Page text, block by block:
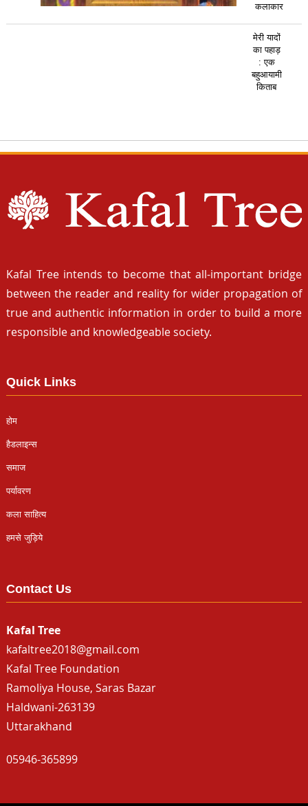
कलाकार
मेरी यादों
का पहाड़
: एक
बहुआयामी
किताब
Kafal Tree intends to become that all-important bridge
between the reader and reality for wider propagation of
true and authentic information in order to build a more
responsible and knowledgeable society.
Quick Links
होम
हैडलाइन्स
समाज
पर्यावरण
कला साहित्य
हमसे जुड़िये
Contact Us
Kafal Tree
kafaltree2018@gmail.com
Kafal Tree Foundation
Ramoliya House, Saras Bazar
Haldwani-263139
Uttarakhand
05946-365899